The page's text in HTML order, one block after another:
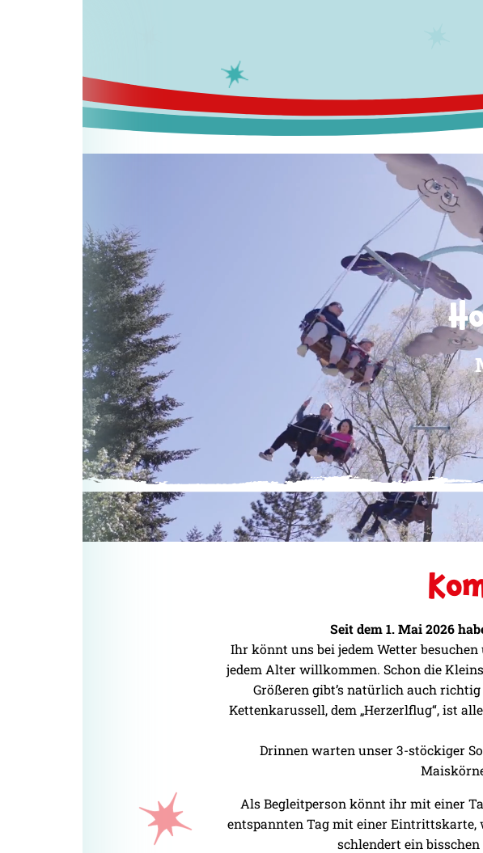
Seit dem 1. Mai 2026
Ihr könnt uns bei jedem Wetter
jedem Alter willkommen. Schon die
Größeren gibt’s natürlich auch
Kettenkarussell, dem „Herzerlflug“, ist
Drinnen warten unser 3-stöckiger
Als Begleitperson könnt ihr mit einer
entspannten Tag mit einer Eintrittskarte,
schlendert ein